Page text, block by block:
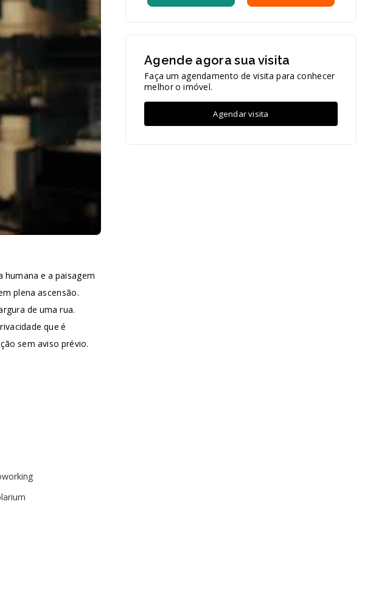
humana e a paisagem
plena ascensão.
de uma rua.
que é
sem aviso prévio.
Agende agora sua visita
Faça um agendamento de visita para conhecer
melhor o imóvel.
Agendar visita